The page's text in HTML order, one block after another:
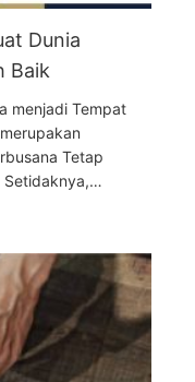
Dunia
Baik
menjadi Tempat
Tetap
Setidaknya,…